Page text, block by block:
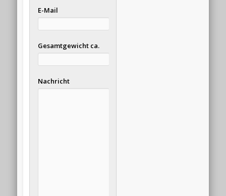
E-Mail
Gesamtgewicht ca.
Nachricht